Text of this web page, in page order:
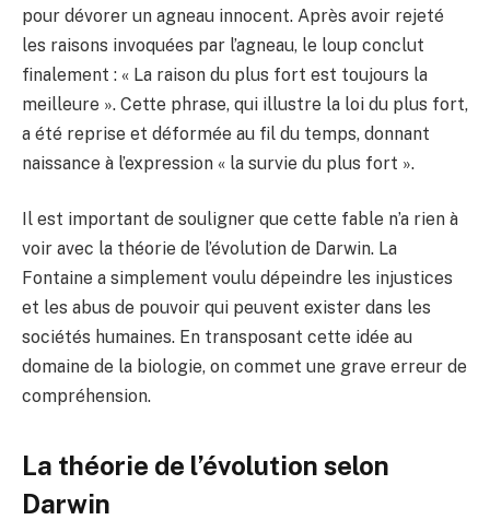
pour dévorer un agneau innocent. Après avoir rejeté
les raisons invoquées par l’agneau, le loup conclut
finalement : « La raison du plus fort est toujours la
meilleure ». Cette phrase, qui illustre la loi du plus fort,
a été reprise et déformée au fil du temps, donnant
naissance à l’expression « la survie du plus fort ».
Il est important de souligner que cette fable n’a rien à
voir avec la théorie de l’évolution de Darwin. La
Fontaine a simplement voulu dépeindre les injustices
et les abus de pouvoir qui peuvent exister dans les
sociétés humaines. En transposant cette idée au
domaine de la biologie, on commet une grave erreur de
compréhension.
La théorie de l’évolution selon
Darwin